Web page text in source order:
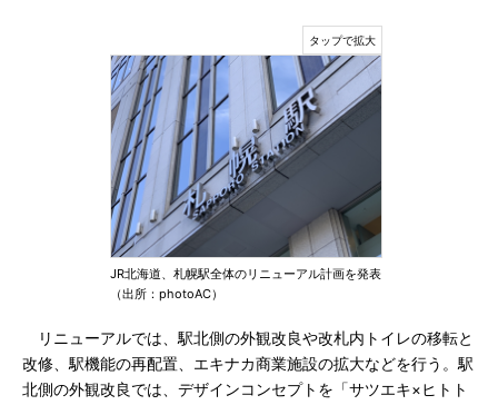
JR北海道、札幌駅全体のリニューアル計画を発表
（出所：photoAC）
リニューアルでは、駅北側の外観改良や改札内トイレの移転と
改修、駅機能の再配置、エキナカ商業施設の拡大などを行う。駅
北側の外観改良では、デザインコンセプトを「サツエキ×ヒトト